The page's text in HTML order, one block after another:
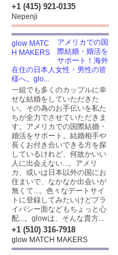
+1 (415) 921-0135
Nepenji
アメリカでの国
際結婚・婚活を
サポート！海外
在住の日本人女性・男性の皆
様へ。glo...
一組でも多くのカップルに幸
せな結婚をしていただきた
い。その為のお手伝いを私た
ちが全力でさせていただきま
す。アメリカでの国際結婚・
婚活をサポート。結婚相手や
長くお付き合いできる方を探
しているけれど、何故かいい
人に出会えない...。アメリ
カ、或いは日本以外の国にお
住まいで、なかなか出会いが
無くて...。色々なデートサイ
トに登録してみたいけどプラ
イバシー面などもちょっと心
配...。glowは、そんな貴方...
+1 (510) 316-7918
glow MATCH MAKERS